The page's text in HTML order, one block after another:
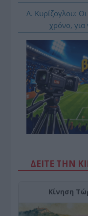
Λ. Κυρίζογλου:
χρόνο, για
ΔΕΙΤΕ ΤΗΝ
Κίνηση